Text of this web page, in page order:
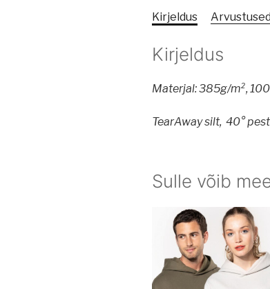
Kirjeldus
Kirjeldus
Materjal: 385g/m²,
TearAway silt, 40°
Sulle võib